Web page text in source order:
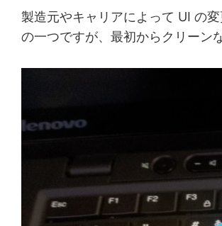
製造元やキャリアによって UI の
の一つですが、最初からクリーン